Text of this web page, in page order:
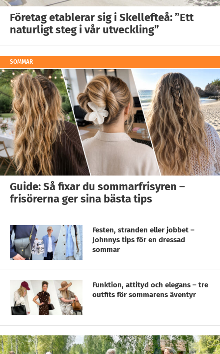
Företag etablerar sig i Skellefteå: ”Ett
naturligt steg i vår utveckling”
SOMMAR
Guide: Så fixar du sommarfrisyren –
frisörerna ger sina bästa tips
Festen, stranden eller jobbet –
Johnnys tips för en dressad
sommar
Funktion, attityd och elegans – tre
outfits för sommarens äventyr